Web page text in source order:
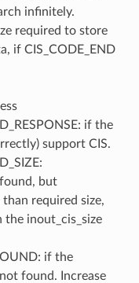
infinitely.
required to store
if CIS_CODE_END
if the
support CIS.
but
than required size,
inout_cis_size
if the
found. Increase